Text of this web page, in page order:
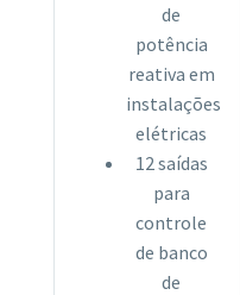
de
potência
reativa em
instalações
elétricas
12 saídas
para
controle
de banco
de